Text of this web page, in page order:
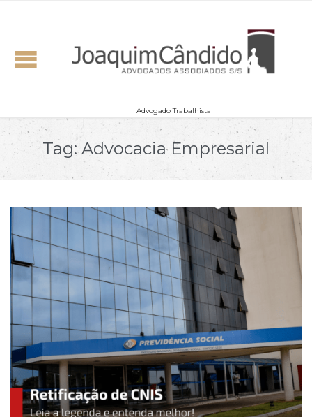
Advogado Trabalhista
Tag:Advocacia Empresarial